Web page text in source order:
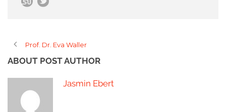
Prof. Dr. Eva Waller
ABOUT POST AUTHOR
Jasmin Ebert